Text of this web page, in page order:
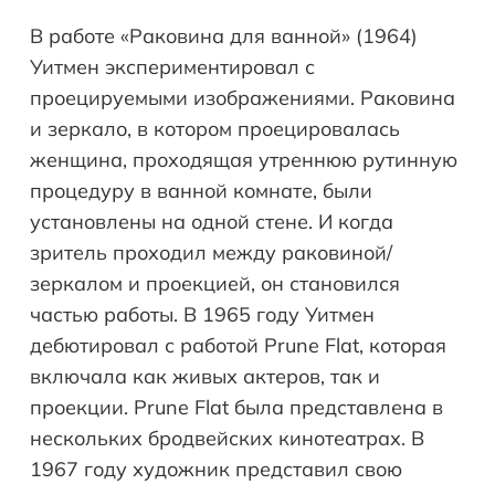
В работе «Раковина для ванной» (1964)
Уитмен экспериментировал с
проецируемыми изображениями. Раковина
и зеркало, в котором проецировалась
женщина, проходящая утреннюю рутинную
процедуру в ванной комнате, были
установлены на одной стене. И когда
зритель проходил между раковиной/
зеркалом и проекцией, он становился
частью работы. В 1965 году Уитмен
дебютировал с работой Prune Flat, которая
включала как живых актеров, так и
проекции. Prune Flat была представлена в
нескольких бродвейских кинотеатрах. В
1967 году художник представил свою